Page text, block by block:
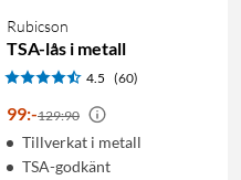
Rubicson
TSA-lås i metall
4.5 (60)
99:-129:90
Tillverkat i metall
TSA-godkänt